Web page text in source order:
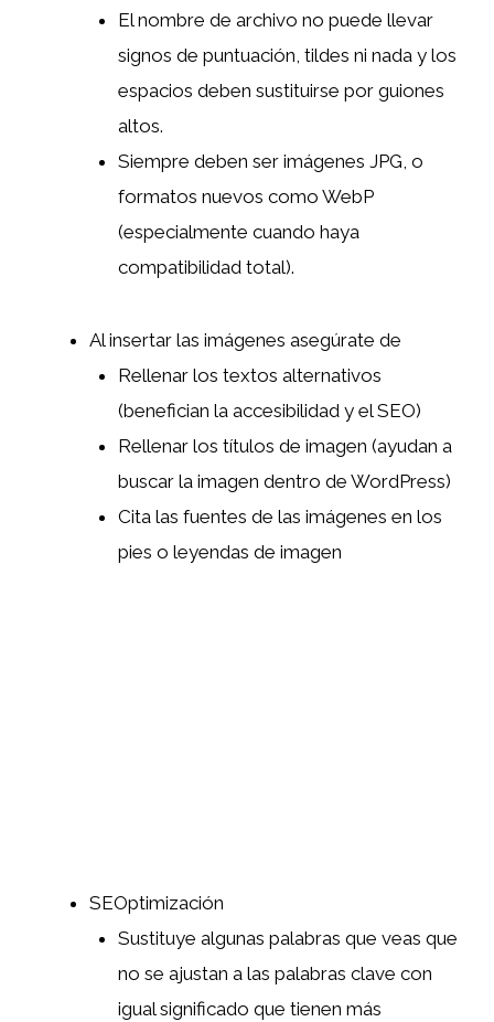
El nombre de archivo no puede llevar
signos de puntuación, tildes ni nada y los
espacios deben sustituirse por guiones
altos.
Siempre deben ser imágenes JPG, o
formatos nuevos como WebP
(especialmente cuando haya
compatibilidad total).
Al insertar las imágenes asegúrate de
Rellenar los textos alternativos
(benefician la accesibilidad y el SEO)
Rellenar los títulos de imagen (ayudan a
buscar la imagen dentro de WordPress)
Cita las fuentes de las imágenes en los
pies o leyendas de imagen
SEOptimización
Sustituye algunas palabras que veas que
no se ajustan a las palabras clave con
igual significado que tienen más